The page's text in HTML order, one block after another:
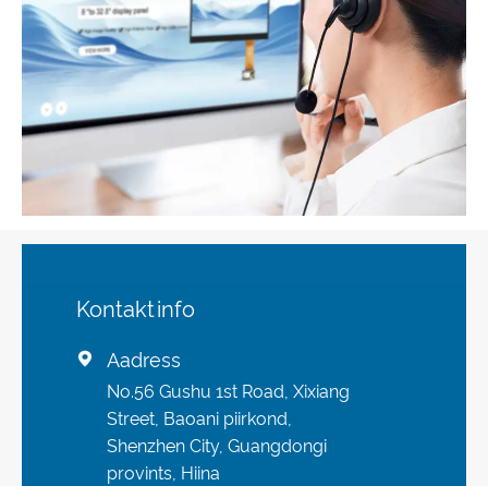
Kontaktinfo
 Aadress
No.56 Gushu 1st Road, Xixiang
Street, Baoani piirkond,
Shenzhen City, Guangdongi
provints, Hiina